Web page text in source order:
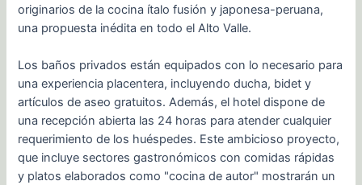
originarios de la cocina ítalo fusión y japonesa-peruana,
una propuesta inédita en todo el Alto Valle.
Los baños privados están equipados con lo necesario para
una experiencia placentera, incluyendo ducha, bidet y
artículos de aseo gratuitos. Además, el hotel dispone de
una recepción abierta las 24 horas para atender cualquier
requerimiento de los huéspedes. Este ambicioso proyecto,
que incluye sectores gastronómicos con comidas rápidas
y platos elaborados como "cocina de autor" mostrarán un